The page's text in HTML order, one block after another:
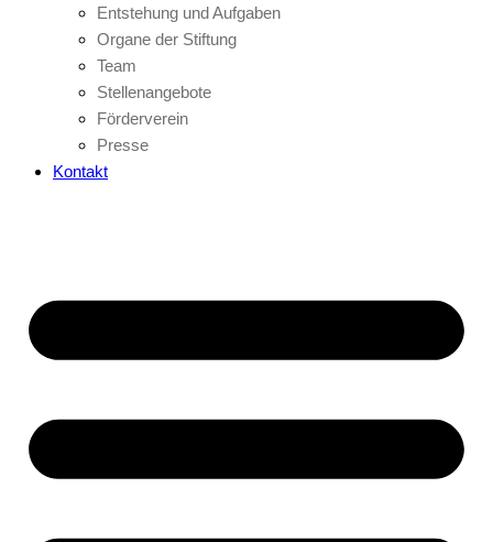
Entstehung und Aufgaben
Organe der Stiftung
Team
Stellenangebote
Förderverein
Presse
Kontakt